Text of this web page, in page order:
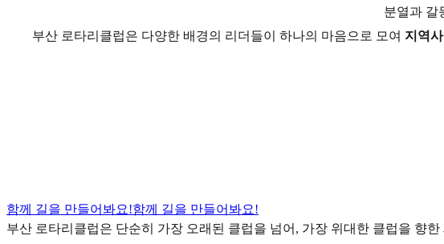
분열과 갈
부산 로타리클럽은 다양한 배경의 리더들이 하나의 마음으로 모여 지역
함께 길을 만들어봐요!함께 길을 만들어봐요!
부산 로타리클럽은 단순히 가장 오래된 클럽을 넘어, 가장 위대한 클럽을 향